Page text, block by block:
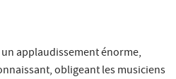
applaudissement énorme,
obligeant les musiciens